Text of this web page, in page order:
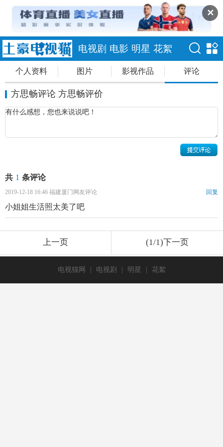
✕
电视剧 电影 明星 花絮
个人资料 图片 影视作品 评论
方思畅评论 方思畅评价
共 1 条评论
2019-12-18 16:46 福建厦门网友评论 回复
小姐姐生活照太美了吧
上一页 (1/1)下一页
电视猫网 | 电视剧 | 明星 | 花絮